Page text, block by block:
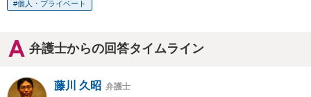
個人・プライベート
弁護士からの回答タイムライン
藤川 久昭 弁護士